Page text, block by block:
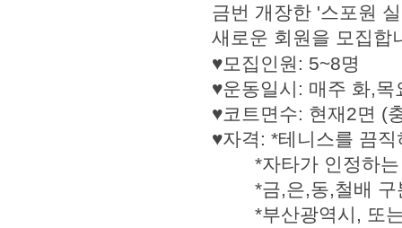
금번 개장한 '스포원
새로운 회원을 모집합
♥모집인원: 5~8명
♥운동일시: 매주 화,
♥코트면수: 현재2면 (
♥자격: *테니스를 끔
*자타가 인정하는
*금,은,동,철배 구
*부산광역시, 또는